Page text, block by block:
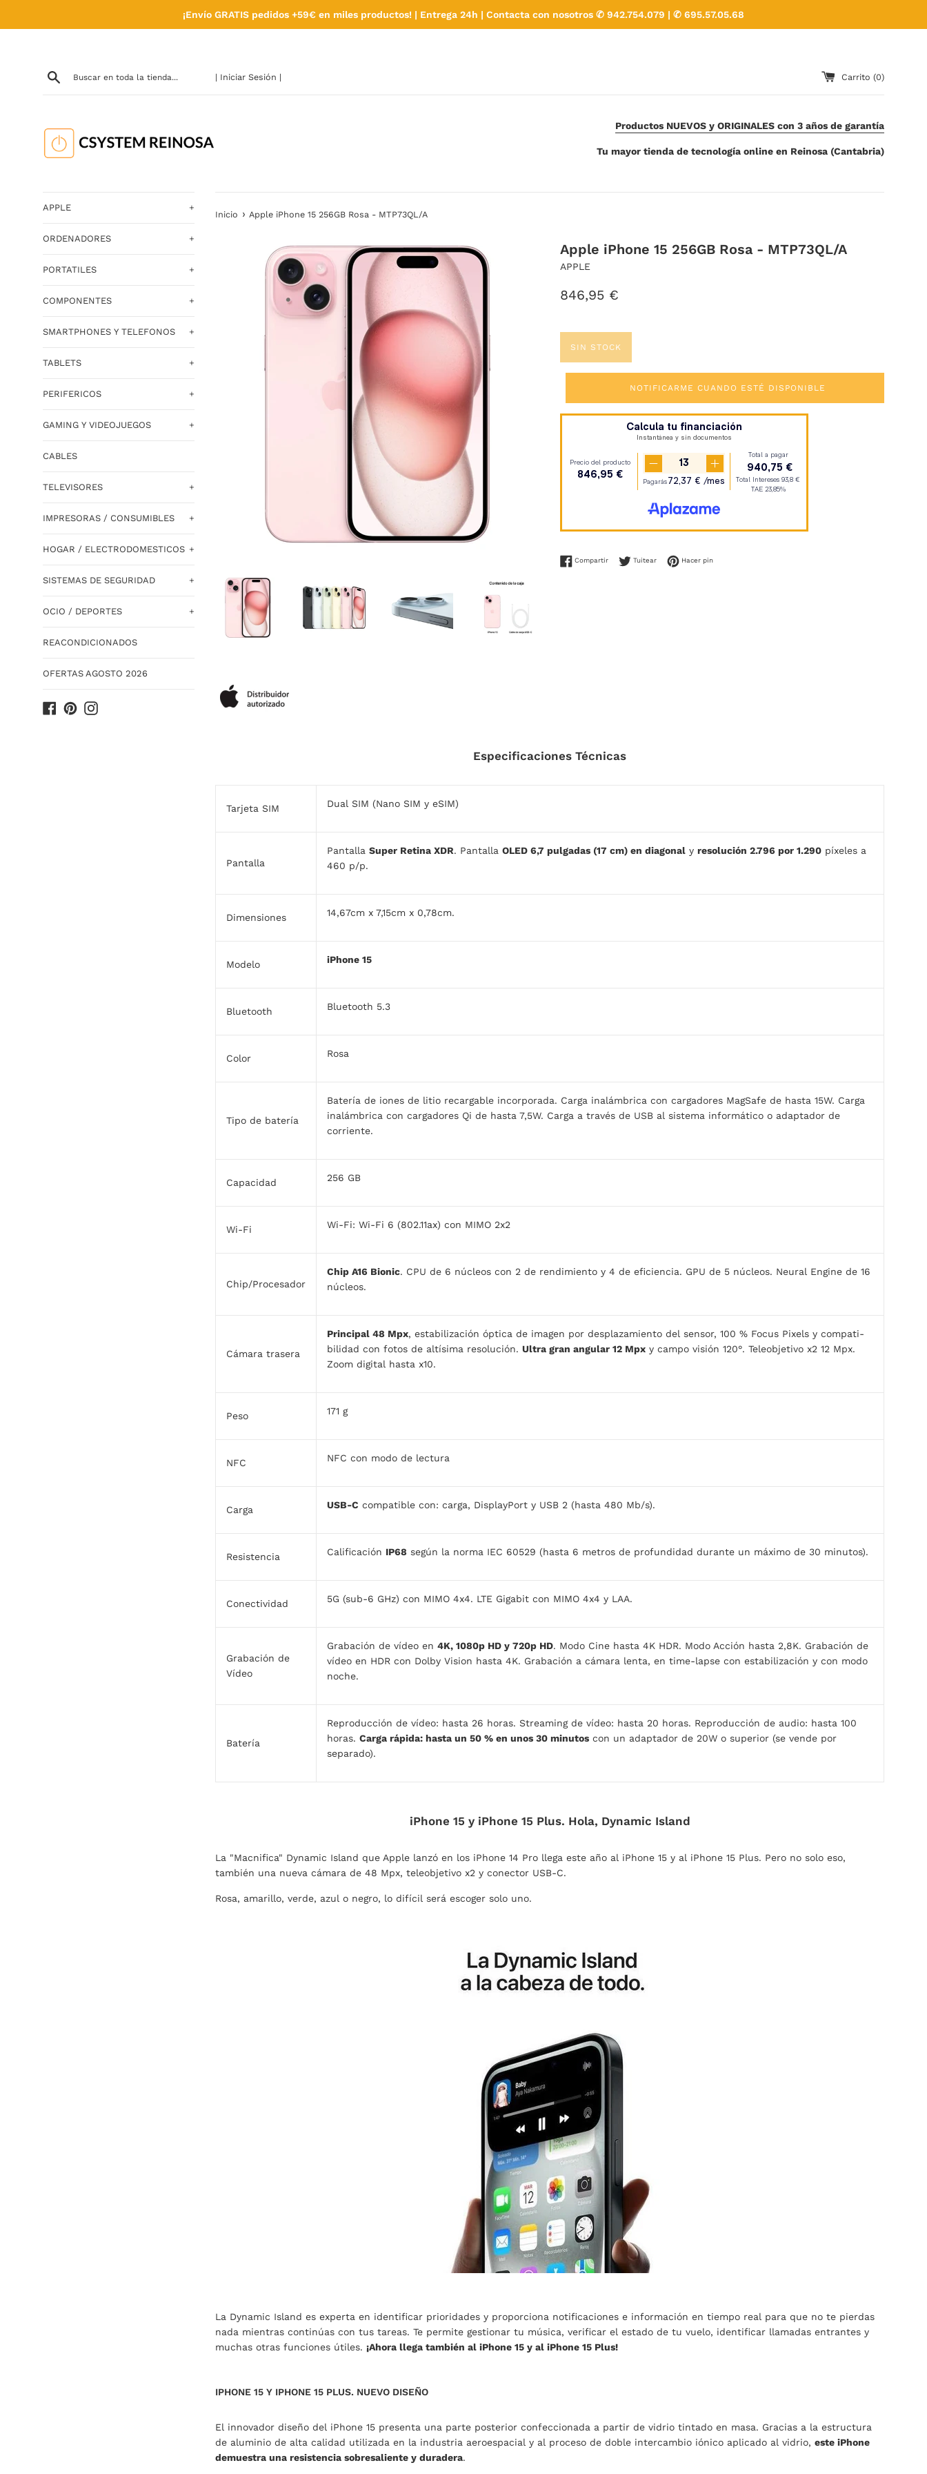
¡Envío GRATIS pedidos +59€ en miles productos! | Entrega 24h | Contacta con nosotros ✆ 942.754.079 | ✆ 695.57.05.68
| Iniciar Sesión | Carrito (0)
Productos NUEVOS y ORIGINALES con 3 años de garantía
Tu mayor tienda de tecnología online en Reinosa (Cantabria)
APPLE +
ORDENADORES +
PORTATILES +
COMPONENTES +
SMARTPHONES Y TELEFONOS +
TABLETS +
PERIFERICOS +
GAMING Y VIDEOJUEGOS +
CABLES
TELEVISORES +
IMPRESORAS / CONSUMIBLES +
HOGAR / ELECTRODOMESTICOS +
SISTEMAS DE SEGURIDAD +
OCIO / DEPORTES +
REACONDICIONADOS
OFERTAS AGOSTO 2026
Facebook
PinterestInstagram
Inicio › Apple iPhone 15 256GB Rosa - MTP73QL/A
Apple iPhone 15 256GB Rosa - MTP73QL/A
APPLE
Precio
846,95 €
SIN STOCK
NOTIFICARME CUANDO ESTÉ DISPONIBLE
CompartirCompartir en Facebook
TuitearTuitear en Twitter
Hacer pinPinear en Pinterest
Especificaciones Técnicas
Tarjeta SIM Dual SIM (Nano SIM y eSIM)
Pantalla
Pantalla Super Retina XDR. Pantalla OLED 6,7 pulgadas (17 cm) en diagonal y resolución 2.796 por 1.290 píxeles a
460 p/p.
Dimensiones 14,67cm x 7,15cm x 0,78cm.
Modelo iPhone 15
Bluetooth Bluetooth 5.3
Color Rosa
Tipo de batería
Batería de iones de litio recargable incorporada. Carga inalámbrica con cargadores MagSafe de hasta 15W. Carga
inalámbrica con cargadores Qi de hasta 7,5W. Carga a través de USB al sistema informático o adaptador de
corriente.
Capacidad 256 GB
Wi-Fi Wi-Fi: Wi‑Fi 6 (802.11ax) con MIMO 2x2
Chip/Procesador
Chip A16 Bionic. CPU de 6 núcleos con 2 de rendimiento y 4 de eficiencia. GPU de 5 núcleos. Neural Engine de 16
núcleos.
Cámara trasera
Principal 48 Mpx, estabili­zación óptica de imagen por desplazamiento del sensor, 100 % Focus Pixels y compati­
bilidad con fotos de altísima resolución. Ultra gran angular 12 Mpx y campo visión 120°. Teleobjetivo x2 12 Mpx.
Zoom digital hasta x10.
Peso 171 g
NFC NFC con modo de lectura
Carga USB‑C compatible con: carga, DisplayPort y USB 2 (hasta 480 Mb/s).
Resistencia Calificación IP68 según la norma IEC 60529 (hasta 6 metros de profundidad durante un máximo de 30 minutos).
Conectividad 5G (sub‑6 GHz) con MIMO 4x4. LTE Gigabit con MIMO 4x4 y LAA.
Grabación de
Vídeo
Grabación de vídeo en 4K, 1080p HD y 720p HD. Modo Cine hasta 4K HDR. Modo Acción hasta 2,8K. Grabación de
vídeo en HDR con Dolby Vision hasta 4K. Grabación a cámara lenta, en time‑lapse con estabilización y con modo
noche.
Batería
Reproducción de vídeo: hasta 26 horas. Streaming de vídeo: hasta 20 horas. Reproducción de audio: hasta 100
horas. Carga rápida: hasta un 50 % en unos 30 minutos con un adaptador de 20W o superior (se vende por
separado).
iPhone 15 y iPhone 15 Plus. Hola, Dynamic Island
La "Macnifica" Dynamic Island que Apple lanzó en los iPhone 14 Pro llega este año al iPhone 15 y al iPhone 15 Plus. Pero no solo eso,
también una nueva cámara de 48 Mpx, teleobjetivo x2 y conector USB-C.
Rosa, amarillo, verde, azul o negro, lo difícil será escoger solo uno.
La Dynamic Island es experta en identificar prioridades y proporciona notificaciones e información en tiempo real para que no te pierdas
nada mientras continúas con tus tareas. Te permite gestionar tu música, verificar el estado de tu vuelo, identificar llamadas entrantes y
muchas otras funciones útiles. ¡Ahora llega también al iPhone 15 y al iPhone 15 Plus!
IPHONE 15 Y IPHONE 15 PLUS. NUEVO DISEÑO
El innovador diseño del iPhone 15 presenta una parte posterior confeccionada a partir de vidrio tintado en masa. Gracias a la estructura
de aluminio de alta calidad utilizada en la industria aeroespacial y al proceso de doble intercambio iónico aplicado al vidrio, este iPhone
demuestra una resistencia sobresaliente y duradera.